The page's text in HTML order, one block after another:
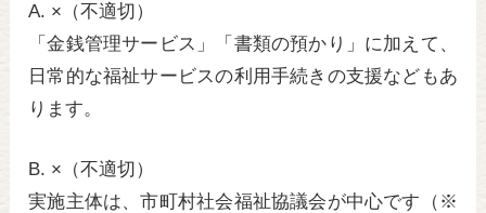
A. ×（不適切）
「金銭管理サービス」「書類の預かり」に加えて、
日常的な福祉サービスの利用手続きの支援などもあ
ります。
B. ×（不適切）
実施主体は、市町村社会福祉協議会が中心です（※